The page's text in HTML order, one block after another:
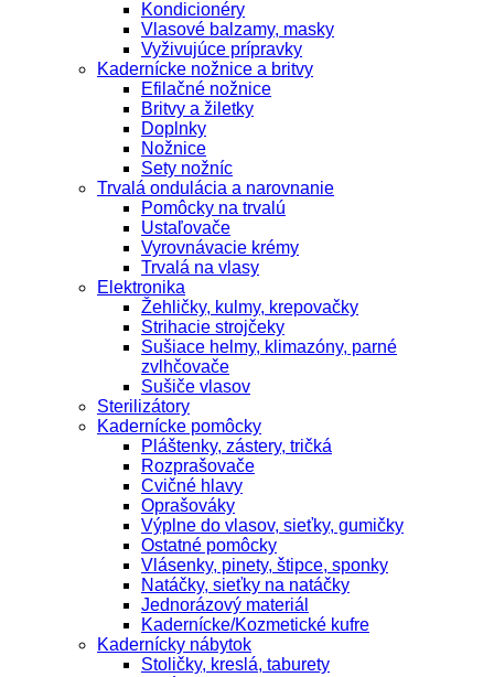
Kondicionéry
Vlasové balzamy, masky
Vyživujúce prípravky
Kadernícke nožnice a britvy
Efilačné nožnice
Britvy a žiletky
Doplnky
Nožnice
Sety nožníc
Trvalá ondulácia a narovnanie
Pomôcky na trvalú
Ustaľovače
Vyrovnávacie krémy
Trvalá na vlasy
Elektronika
Žehličky, kulmy, krepovačky
Strihacie strojčeky
Sušiace helmy, klimazóny, parné
zvlhčovače
Sušiče vlasov
Sterilizátory
Kadernícke pomôcky
Pláštenky, zástery, tričká
Rozprašovače
Cvičné hlavy
Oprašováky
Výplne do vlasov, sieťky, gumičky
Ostatné pomôcky
Vlásenky, pinety, štipce, sponky
Natáčky, sieťky na natáčky
Jednorázový materiál
Kadernícke/Kozmetické kufre
Kadernícky nábytok
Stoličky, kreslá, taburety